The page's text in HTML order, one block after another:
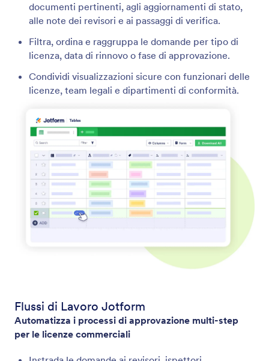
documenti pertinenti, agli aggiornamenti di stato,
alle note dei revisori e ai passaggi di verifica.
Filtra, ordina e raggruppa le domande per tipo di
licenza, data di rinnovo o fase di approvazione.
Condividi visualizzazioni sicure con funzionari delle
licenze, team legali e dipartimenti di conformità.
Flussi di Lavoro Jotform
Automatizza i processi di approvazione multi-step
per le licenze commerciali